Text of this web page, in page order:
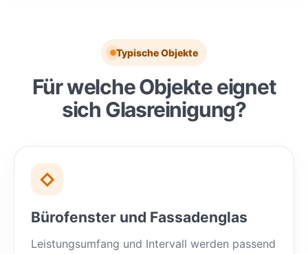
Typische Objekte
Für welche Objekte eignet
sich Glasreinigung?
◇
Bürofenster und Fassadenglas
Leistungsumfang und Intervall werden passend